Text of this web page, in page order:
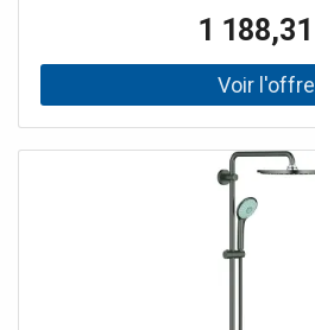
chromé - Jets GROHE Pure
Trio/Massage* - Douchette
LS0) - Support douchette (27 055
1750 mm (28 388 000) - Débit
l/min - GROHE DreamSpray® jet
CoolTouch® Minimise les risques
TurboStat® Régulation
- GROHE EcoJoy® économie
butée à 38°C - GROHE SafeStop
de température additionnel à
1